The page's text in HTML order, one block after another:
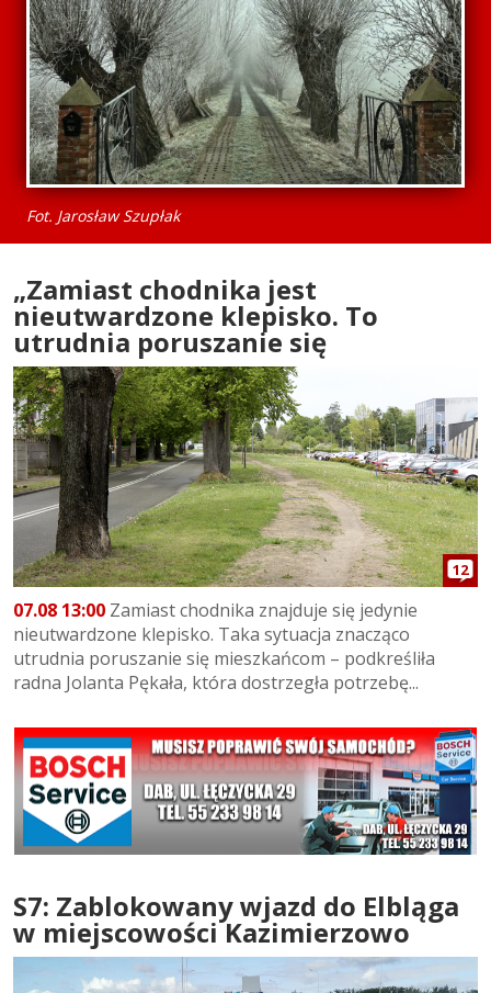
Fot. Jarosław Szupłak
„Zamiast chodnika jest
nieutwardzone klepisko. To
utrudnia poruszanie się
12
07.08 13:00 Zamiast chodnika znajduje się jedynie
nieutwardzone klepisko. Taka sytuacja znacząco
utrudnia poruszanie się mieszkańcom – podkreśliła
radna Jolanta Pękała, która dostrzegła potrzebę...
S7: Zablokowany wjazd do Elbląga
w miejscowości Kazimierzowo